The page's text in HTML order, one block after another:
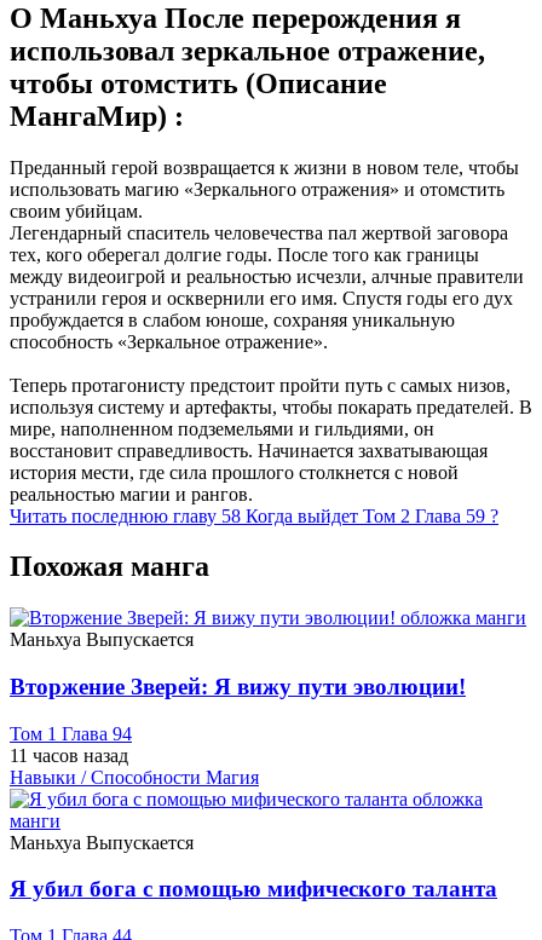
О Маньхуа После перерождения я
использовал зеркальное отражение,
чтобы отомстить (Описание
МангаМир) :
Преданный герой возвращается к жизни в новом теле, чтобы
использовать магию «Зеркального отражения» и отомстить
своим убийцам.
Легендарный спаситель человечества пал жертвой заговора
тех, кого оберегал долгие годы. После того как границы
между видеоигрой и реальностью исчезли, алчные правители
устранили героя и осквернили его имя. Спустя годы его дух
пробуждается в слабом юноше, сохраняя уникальную
способность «Зеркальное отражение».
Теперь протагонисту предстоит пройти путь с самых низов,
используя систему и артефакты, чтобы покарать предателей. В
мире, наполненном подземельями и гильдиями, он
восстановит справедливость. Начинается захватывающая
история мести, где сила прошлого столкнется с новой
реальностью магии и рангов.
Читать последнюю главу 58 Когда выйдет Том 2 Глава 59 ?
Похожая манга
Маньхуа Выпускается
Вторжение Зверей: Я вижу пути эволюции!
Том 1 Глава 94
11 часов назад
Навыки / Способности Магия
Маньхуа Выпускается
Я убил бога с помощью мифического таланта